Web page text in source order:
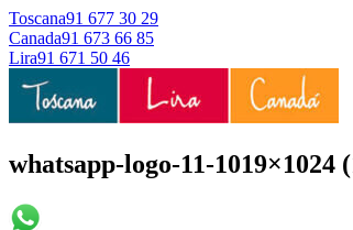
Toscana91 677 30 29
Canada91 673 66 85
Lira91 671 50 46
whatsapp-logo-11-1019×1024